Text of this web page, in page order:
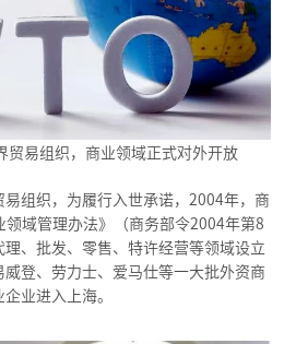
贸易组织，商业领域正式对外开放
组织，为履行入世承诺，2004年，商
领域管理办法》（商务部令2004年第8
、批发、零售、特许经营等领域设立
登、劳力士、爱马仕等一大批外资商
企业进入上海。